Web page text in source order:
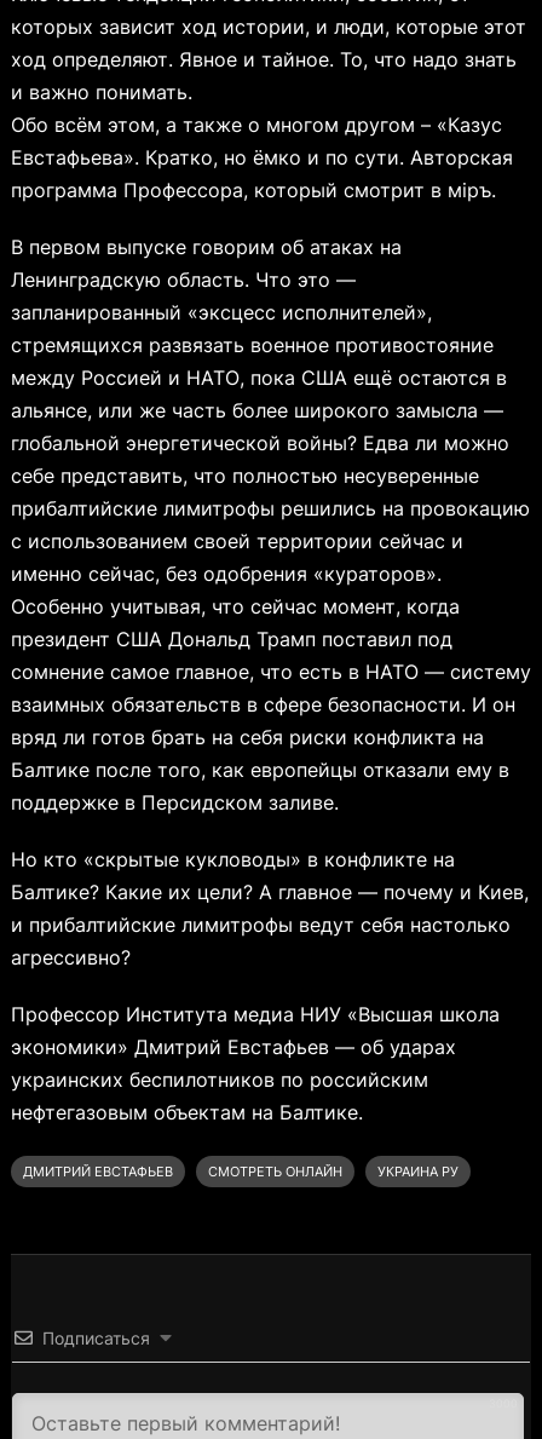
которых зависит ход истории, и люди, которые этот
ход определяют. Явное и тайное. То, что надо знать
и важно понимать.
Обо всём этом, а также о многом другом – «Казус
Евстафьева». Кратко, но ёмко и по сути. Авторская
программа Профессора, который смотрит в мipъ.
В первом выпуске говорим об атаках на
Ленинградскую область. Что это —
запланированный «эксцесс исполнителей»,
стремящихся развязать военное противостояние
между Россией и НАТО, пока США ещё остаются в
альянсе, или же часть более широкого замысла —
глобальной энергетической войны? Едва ли можно
себе представить, что полностью несуверенные
прибалтийские лимитрофы решились на провокацию
с использованием своей территории сейчас и
именно сейчас, без одобрения «кураторов».
Особенно учитывая, что сейчас момент, когда
президент США Дональд Трамп поставил под
сомнение самое главное, что есть в НАТО — систему
взаимных обязательств в сфере безопасности. И он
вряд ли готов брать на себя риски конфликта на
Балтике после того, как европейцы отказали ему в
поддержке в Персидском заливе.
Но кто «скрытые кукловоды» в конфликте на
Балтике? Какие их цели? А главное — почему и Киев,
и прибалтийские лимитрофы ведут себя настолько
агрессивно?
Профессор Института медиа НИУ «Высшая школа
экономики» Дмитрий Евстафьев — об ударах
украинских беспилотников по российским
нефтегазовым объектам на Балтике.
ДМИТРИЙ ЕВСТАФЬЕВ СМОТРЕТЬ ОНЛАЙН УКРАИНА РУ
Подписаться